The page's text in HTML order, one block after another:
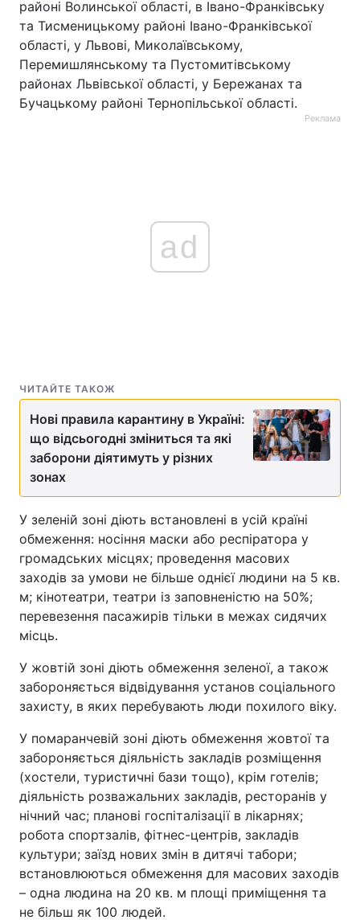
районі Волинської області, в Івано-Франківську
та Тисменицькому районі Івано-Франківської
області, у Львові, Миколаївському,
Перемишлянському та Пустомитівському
районах Львівської області, у Бережанах та
Бучацькому районі Тернопільської області.
Реклама
ad
ЧИТАЙТЕ ТАКОЖ
Нові правила карантину в Україні:
що відсьогодні зміниться та які
заборони діятимуть у різних
зонах
У зеленій зоні діють встановлені в усій країні
обмеження: носіння маски або респіратора у
громадських місцях; проведення масових
заходів за умови не більше однієї людини на 5 кв.
м; кінотеатри, театри із заповненістю на 50%;
перевезення пасажирів тільки в межах сидячих
місць.
У жовтій зоні діють обмеження зеленої, а також
забороняється відвідування установ соціального
захисту, в яких перебувають люди похилого віку.
У помаранчевій зоні діють обмеження жовтої та
забороняється діяльність закладів розміщення
(хостели, туристичні бази тощо), крім готелів;
діяльність розважальних закладів, ресторанів у
нічний час; планові госпіталізації в лікарнях;
робота спортзалів, фітнес-центрів, закладів
культури; заїзд нових змін в дитячі табори;
встановлюються обмеження для масових заходів
– одна людина на 20 кв. м площі приміщення та
не більш як 100 людей.